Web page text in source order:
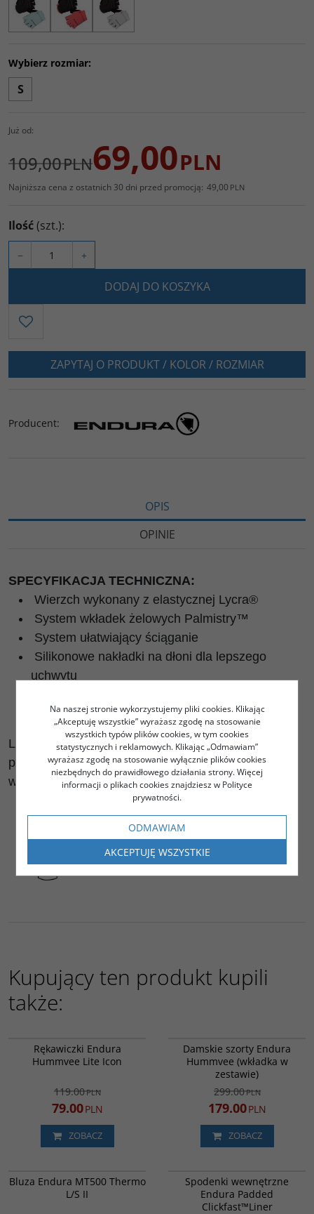
Wybierz rozmiar:
S
Już od:
109,00PLN69,00PLN
Najniższa cena z ostatnich 30 dni przed promocją: 49,00 PLN
Ilość(szt.):
− +
DODAJ DO KOSZYKA
ZAPYTAJ O PRODUKT / KOLOR / ROZMIAR
Producent:
OPIS
OPINIE
SPECYFIKACJA TECHNICZNA:
Wierzch wykonany z elastycznej Lycra®
System wkładek żelowych Palmistry™
System ułatwiający ściąganie
Silikonowe nakładki na dłoni dla lepszego
uchwytu
Duża wstawka do wycierania potu
Lekkie rękawiczki na lato zapewniające dobrą
przewiewność oraz wygodę dzięki systemowi
wkładek żelowych.
Kupujący ten produkt kupili
także:
PROMOCJA
Rękawiczki Endura
Hummvee Lite Icon
119.00PLN
79.00PLN
ZOBACZ
PROMOCJA
Damskie szorty Endura
Hummvee (wkładka w
zestawie)
299.00PLN
179.00PLN
ZOBACZ
PROMOCJA
DARMOWA DOSTAWA
Bluza Endura MT500 Thermo
L/S II
Spodenki wewnętrzne
Endura Padded
Clickfast™Liner
Na naszej stronie wykorzystujemy pliki cookies. Klikając
„Akceptuję wszystkie” wyrażasz zgodę na stosowanie
wszystkich typów plików cookies, w tym cookies
statystycznych i reklamowych. Klikając „Odmawiam”
wyrażasz zgodę na stosowanie wyłącznie plików cookies
niezbędnych do prawidłowego działania strony. Więcej
informacji o plikach cookies znajdziesz w Polityce
prywatności.
ODMAWIAM
AKCEPTUJĘ WSZYSTKIE